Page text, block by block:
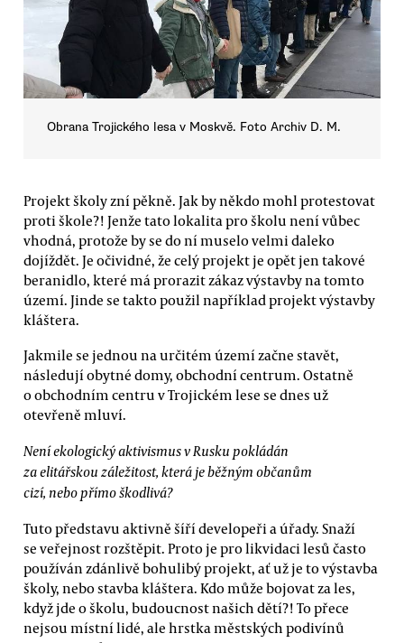
Obrana Trojického lesa v Moskvě. Foto Archiv D. M.
Projekt školy zní pěkně. Jak by někdo mohl protestovat
proti škole?! Jenže tato lokalita pro školu není vůbec
vhodná, protože by se do ní muselo velmi daleko
dojíždět. Je očividné, že celý projekt je opět jen takové
beranidlo, které má prorazit zákaz výstavby na tomto
území. Jinde se takto použil například projekt výstavby
kláštera.
Jakmile se jednou na určitém území začne stavět,
následují obytné domy, obchodní centrum. Ostatně
o obchodním centru v Trojickém lese se dnes už
otevřeně mluví.
Není ekologický aktivismus v Rusku pokládán
za elitářskou záležitost, která je běžným občanům
cizí, nebo přímo škodlivá?
Tuto představu aktivně šíří developeři a úřady. Snaží
se veřejnost rozštěpit. Proto je pro likvidaci lesů často
používán zdánlivě bohulibý projekt, ať už je to výstavba
školy, nebo stavba kláštera. Kdo může bojovat za les,
když jde o školu, budoucnost našich dětí?! To přece
nejsou místní lidé, ale hrstka městských podivínů